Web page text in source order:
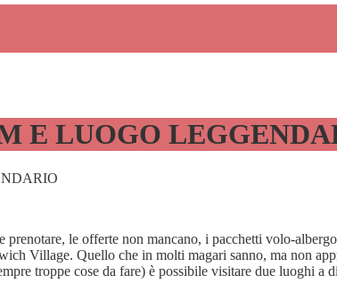
E LUOGO
le offerte non mancano, i pacchetti volo-
Village. Quello che in molti magari sanno, ma non
troppe cose da fare) è possibile visitare due luoghi a